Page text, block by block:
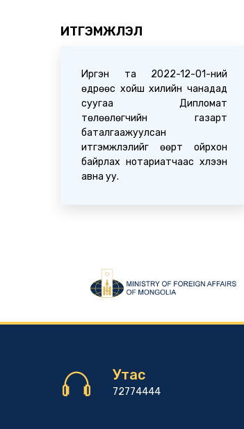
ИТГЭМЖЛЭЛ
Иргэн та 2022-12-01-ний
өдрөөс хойш хилийн чанадад
суугаа Дипломат
төлөөлөгчийн газарт
баталгаажуулсан
итгэмжлэлийг өөрт ойрхон
байрлах нотариатчаас хүлээн
авна уу.
Утас
72774444